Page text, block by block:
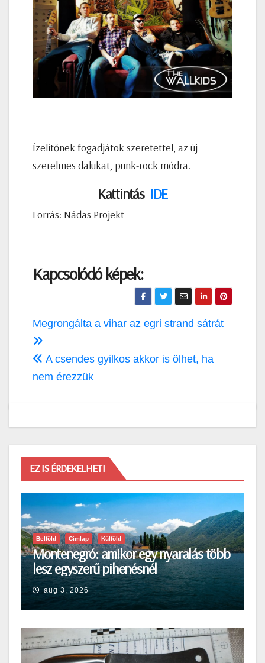
Ízelítőnek fogadjátok szeretettel, az új
szerelmes dalukat, punk-rock módra.
Kattintás IDE
Forrás: Nádas Projekt
Kapcsolódó képek:
Bejegyzés
navigáció
Megrongálta a vihar az egri strand sátrát
A csendes gyilkos akkor is ölhet, ha
nem érezzük
EZ IS ÉRDEKELHETI
Belföld Címlap Külföld
Montenegró: amikor egy nyaralás több
lesz egyszerű pihenésnél
aug 3, 2026